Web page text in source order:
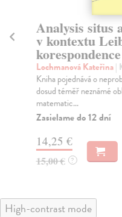
Analysis situs
v kontextu
Lochmanová Kateřina|
Kniha pojednává o
dosud téměř neznámé
matematic...
Zasielame do 12 dní
14,25 €
15,00 € ?
High-contrast mode